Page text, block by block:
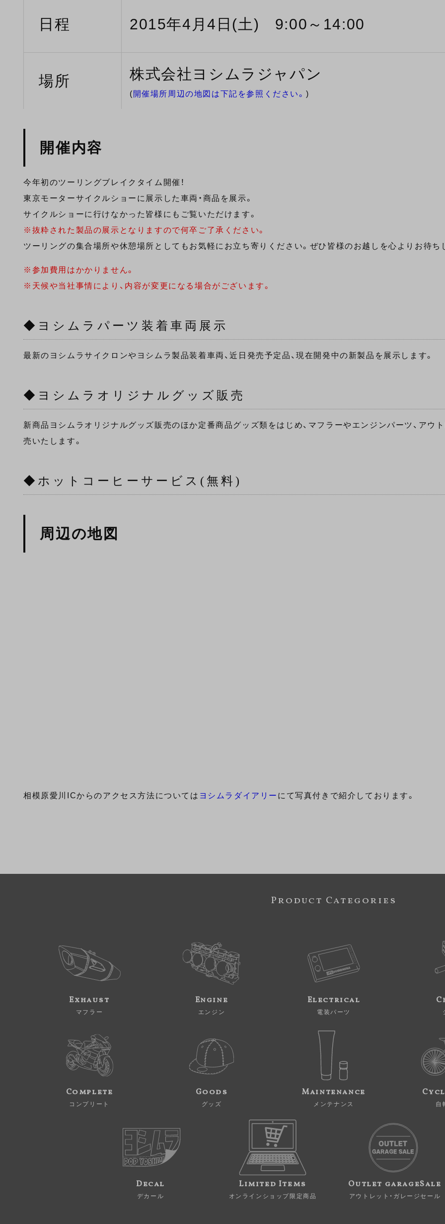
日程 2015年4月4日(土) 9:00～14:00
場所 株式会社ヨシムラジャパン
( 開催場所周辺の地図は下記を参照ください。 )
開催内容
今年初のツーリングブレイクタイム開催！
東京モーターサイクルショーに展示した車両・商品を展示。
サイクルショーに行けなかった皆様にもご覧いただけます。
※抜粋された製品の展示となりますので何卒ご了承ください。
ツーリングの集合場所や休憩場所としてもお気軽にお立ち寄りください。ぜひ皆様のお越しを心よりお待ち
※参加費用はかかりません。
※天候や当社事情により、内容が変更になる場合がございます。
◆ヨシムラパーツ装着車両展示
最新のヨシムラサイクロンやヨシムラ製品装着車両、近日発売予定品、現在開発中の新製品を展示します。
◆ヨシムラオリジナルグッズ販売
新商品ヨシムラオリジナルグッズ販売のほか定番商品グッズ類をはじめ、マフラーやエンジンパーツ、アウ
売いたします。
◆ホットコーヒーサービス(無料)
周辺の地図
相模原愛川ICからのアクセス方法については ヨシムラダイアリー にて写真付きで紹介しております。
Product Categories
Exhaust
マフラー
Engine
エンジン
Electrical
電装パーツ
Complete
コンプリート
Goods
グッズ
Maintenance
メンテナンス 自
Decal
デカール
Limited Items
オンラインショップ限定商品
Outlet garageSale
アウトレット・ガレージセール